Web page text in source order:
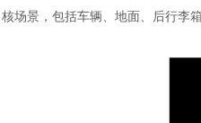
核场景，包括车辆、地面、后行李